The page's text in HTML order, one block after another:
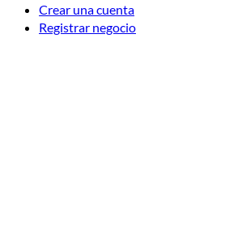
Crear una cuenta
Registrar negocio